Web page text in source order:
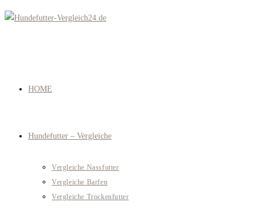
Zum
HOME
Hundefutter – Vergleiche
Vergleiche Nassfutter
Vergleiche Barfen
Vergleiche Trockenfutter